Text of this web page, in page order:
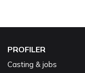
PROFILER
Casting & jobs